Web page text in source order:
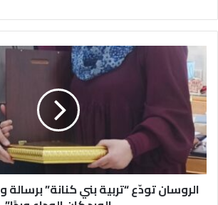
ر
و
س
ا
ن
ت
و
الروسان تودّع “تربية بني كنانة”